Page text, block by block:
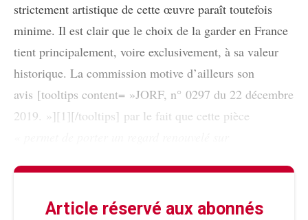
strictement artistique de cette œuvre paraît toutefois
minime. Il est clair que le choix de la garder en France
tient principalement, voire exclusivement, à sa valeur
historique. La commission motive d’ailleurs son
avis [tooltips content= »JORF, n° 0297 du 22 décembre
2019. »][1][/tooltips] par le fait que cette pièce
Article réservé aux abonnés